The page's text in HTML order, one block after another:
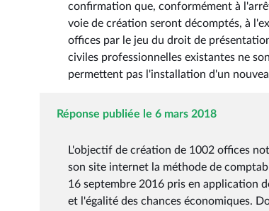
confirmation que, conformément à
voie de création seront décomptés, à
offices par le jeu du droit de
civiles professionnelles existantes ne
permettent pas l'installation d'un
Réponse publiée le 6 mars 2018
L'objectif de création de 1002 offices
son site internet la méthode de
16 septembre 2016 pris en application
et l'égalité des chances économiques.